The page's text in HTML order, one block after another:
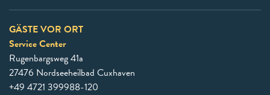
GÄSTE VOR ORT
Service Center
Rugenbargsweg 41a
27476 Nordseeheilbad Cuxhaven
+49 4721 399988-120